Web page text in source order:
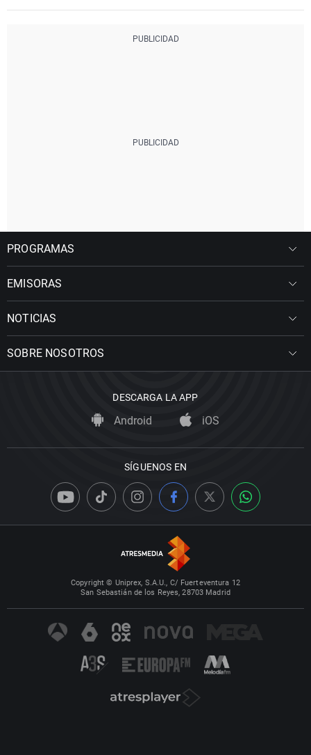
PROGRAMAS
EMISORAS
NOTICIAS
SOBRE NOSOTROS
DESCARGA LA APP
Android iOS
SÍGUENOS EN
Copyright © Uniprex, S.A.U., C/ Fuerteventura 12
San Sebastián de los Reyes, 28703 Madrid